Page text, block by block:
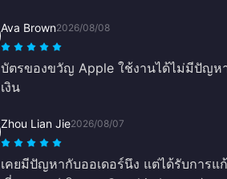
Ava Brown2026/08/08
บัตรของขวัญ Apple ใช้งานได้ไม่มีปัญห
เงิน
Zhou Lian Jie2026/08/07
เคยมีปัญหากับออเดอร์นึง แต่ได้รับการ